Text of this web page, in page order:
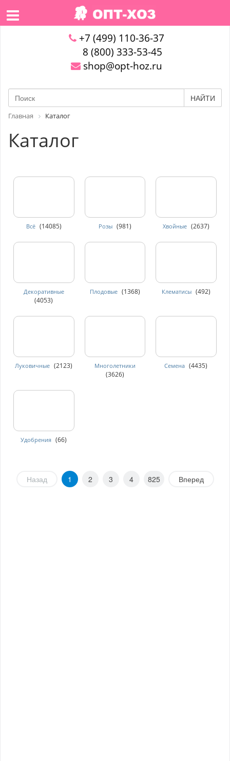
+7 (499) 110-36-37
8 (800) 333-53-45
shop@opt-hoz.ru
НАЙТИ
Главная Каталог
Каталог
Всё (14085) Розы (981) Хвойные (2637)
Декоративные
(4053)
Плодовые (1368) Клематисы (492)
Луковичные (2123) Многолетники
(3626)
Семена (4435)
Удобрения (66)
Назад 1 2 3 4 825 Вперед